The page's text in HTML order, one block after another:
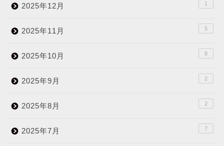
2025年12月 1
2025年11月 5
2025年10月 8
2025年9月 2
2025年8月 2
2025年7月 7